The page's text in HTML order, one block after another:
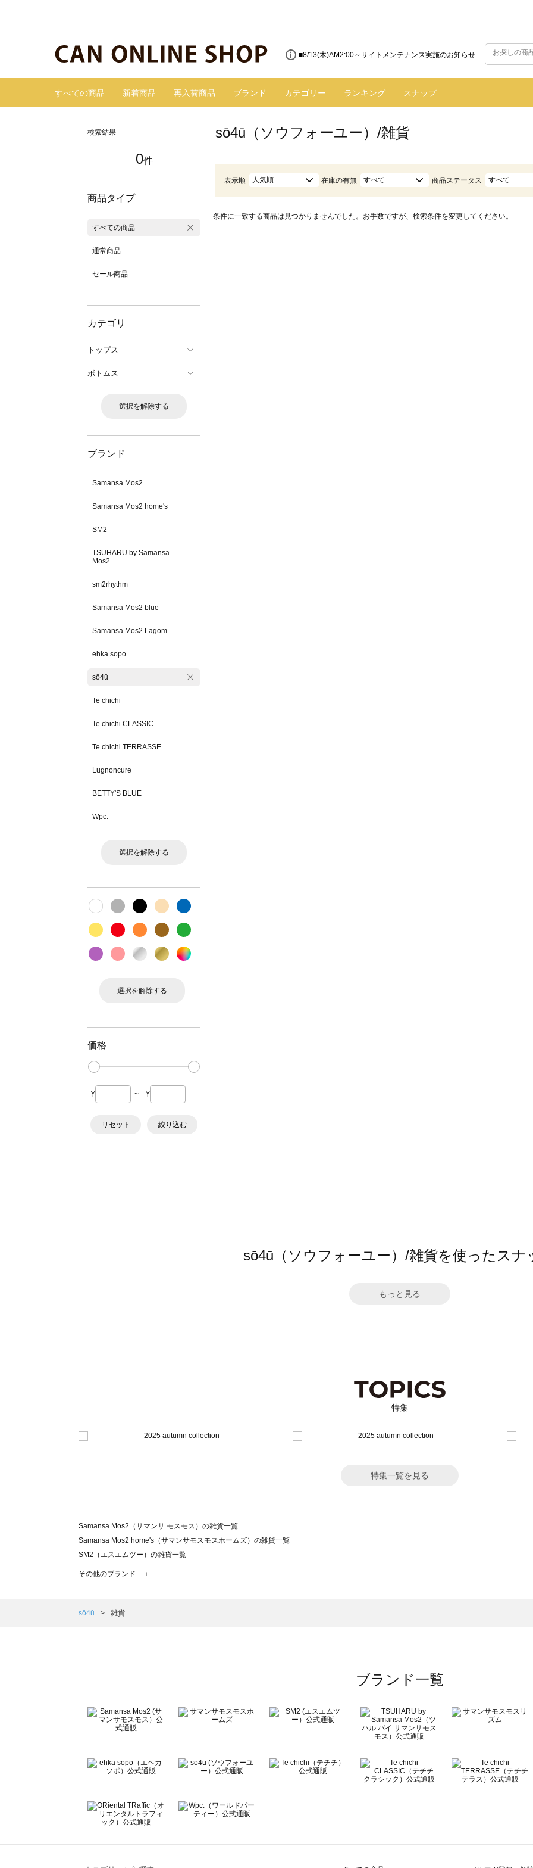
■8/13(木)AM2:00～サイトメンテナンス実施のお知らせ
すべての商品 新着商品 再入荷商品 ブランド カテゴリー ランキング スナップ
検索結果
0件
商品タイプ
すべての商品
通常商品
セール商品
カテゴリ
トップス
ボトムス
選択を解除する
ブランド
Samansa Mos2
Samansa Mos2 home's
SM2
TSUHARU by Samansa
Mos2
sm2rhythm
Samansa Mos2 blue
Samansa Mos2 Lagom
ehka sopo
sō4ū
Te chichi
Te chichi CLASSIC
Te chichi TERRASSE
Lugnoncure
BETTY'S BLUE
Wpc.
選択を解除する
選択を解除する
価格
¥ ~ ¥
リセット 絞り込む
sō4ū（ソウフォーユー）/雑貨
表示順 人気順 在庫の有無 すべて 商品ステータス すべて
条件に一致する商品は見つかりませんでした。お手数ですが、検索条件を変更してください。
sō4ū（ソウフォーユー）/雑貨を使ったスナ
もっと見る
特集
特集一覧を見る
Samansa Mos2（サマンサ モスモス）の雑貨一覧
Samansa Mos2 home's（サマンサモスモスホームズ）の雑貨一覧
SM2（エスエムツー）の雑貨一覧
TSUHARU by Samansa Mos2（ツハルバイサマンサモスモス）の雑貨一覧
Samansa Mos2 Lagom（サマンサモスモス ラーゴム）の雑貨一覧
BETTY'S BLUE（べティーズブルー）の雑貨一覧
Wpc.（ワールドパーティー）の雑貨一覧
その他のブランド ＋
sō4ū 雑貨
ブランド一覧